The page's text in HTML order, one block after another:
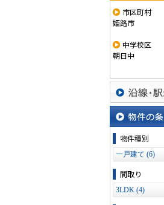
地域から探す
市区町村
姫路市
中学校区
朝日中
沿線・駅か
物件の条件
物件種別
一戸建て (6)
間取り
3LDK (4)